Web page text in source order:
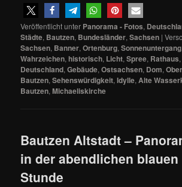
Veröffentlicht unter Panorama - Fotos,
Städte, Bautzen, Bundesländer,Sachsen |
Sachsen, Banner,Ortenburg,Sonnenuntergang
Wahrzeichen,historisch, Licht,Spree, Rathaus,
Deutschland,Gebäude,Ostsachsen, Dom,
Bautzen,Sehenswürdigkeit,Idylle, Alte
Bautzen,Michaeliskirche
Bautzen Altstadt –
in der abendlichen blauen
Stunde